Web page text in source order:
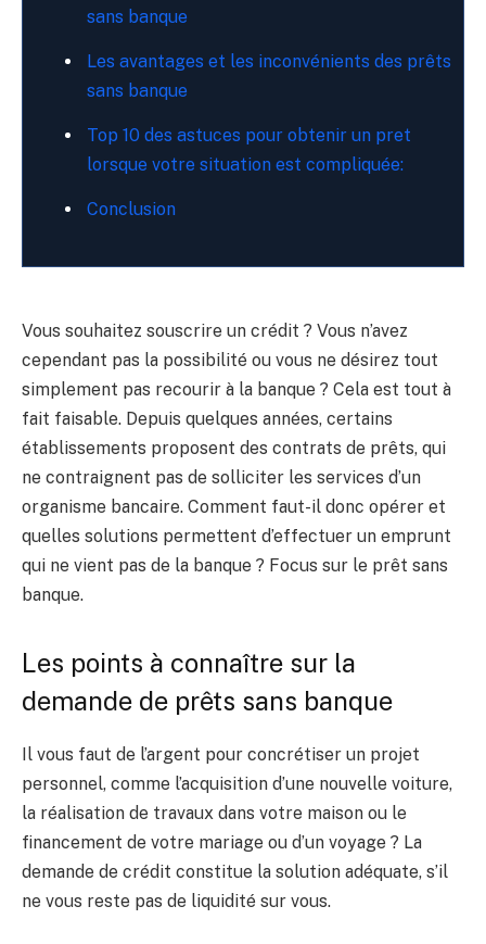
sans banque
Les avantages et les inconvénients des prêts
sans banque
Top 10 des astuces pour obtenir un pret
lorsque votre situation est compliquée:
Conclusion
Vous souhaitez souscrire un crédit ? Vous n’avez
cependant pas la possibilité ou vous ne désirez tout
simplement pas recourir à la banque ? Cela est tout à
fait faisable. Depuis quelques années, certains
établissements proposent des contrats de prêts, qui
ne contraignent pas de solliciter les services d’un
organisme bancaire. Comment faut-il donc opérer et
quelles solutions permettent d’effectuer un emprunt
qui ne vient pas de la banque ? Focus sur le prêt sans
banque.
Les points à connaître sur la
demande de prêts sans banque
Il vous faut de l’argent pour concrétiser un projet
personnel, comme l’acquisition d’une nouvelle voiture,
la réalisation de travaux dans votre maison ou le
financement de votre mariage ou d’un voyage ? La
demande de crédit constitue la solution adéquate, s’il
ne vous reste pas de liquidité sur vous.